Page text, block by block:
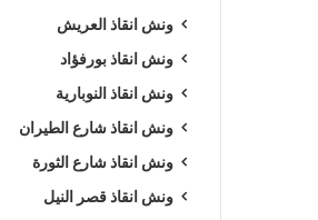
ونش انقاذ العريش
ونش انقاذ بورفؤاد
ونش انقاذ النوبارية
ونش انقاذ شارع الطيران
ونش انقاذ شارع الثورة
ونش انقاذ قصر النيل